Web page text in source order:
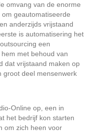
omvang van de enorme
geautomatiseerde
anderzijds vrijstaand
is automatisering het
een
met behoud van
dat vrijstaand maken op
groot deel mensenwerk
Online op, een in
het bedrijf kon starten
om zich heen voor